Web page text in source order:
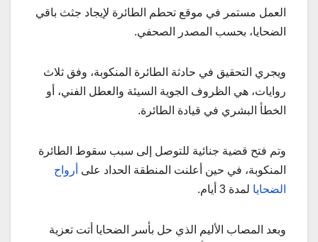
العمل مستمر في موقع تحطم الطائرة لإيجاد جثث باقي
الضحايا، بحسب المصدر الصحفي.
ويجري التحقيق في حادثة الطائرة المنكوبة، وفق ثلاث
روايات، هي الظروف الجوية السيئة والعطل الفني، أو
الخطأ البشري في قيادة الطائرة.
وتم فتح قضية جنائية للتوصل إلى سبب سقوط الطائرة
المنكوبة، في حين أعلنت المنطقة الحداد على أرواح
الضحايا لمدة 3 أيام.
وبعد المصاب الأليم الذي حل بأسر الضحايا أتت تعزية